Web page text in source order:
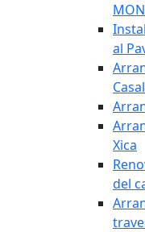
al
Xica
del